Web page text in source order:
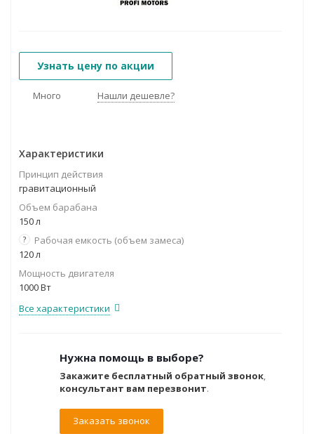
Узнать цену по акции
Много Нашли дешевле?
Характеристики
Принцип действия
гравитационный
Объем барабана
150 л
?
Рабочая емкость (объем замеса)
120 л
Мощность двигателя
1000 Вт
Все характеристики
Нужна помощь в выборе?
Закажите бесплатный обратный звонок,
консультант вам перезвонит.
Заказать звонок